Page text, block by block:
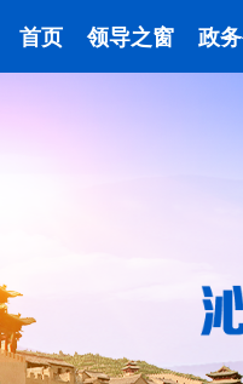
首页 领导之窗 政